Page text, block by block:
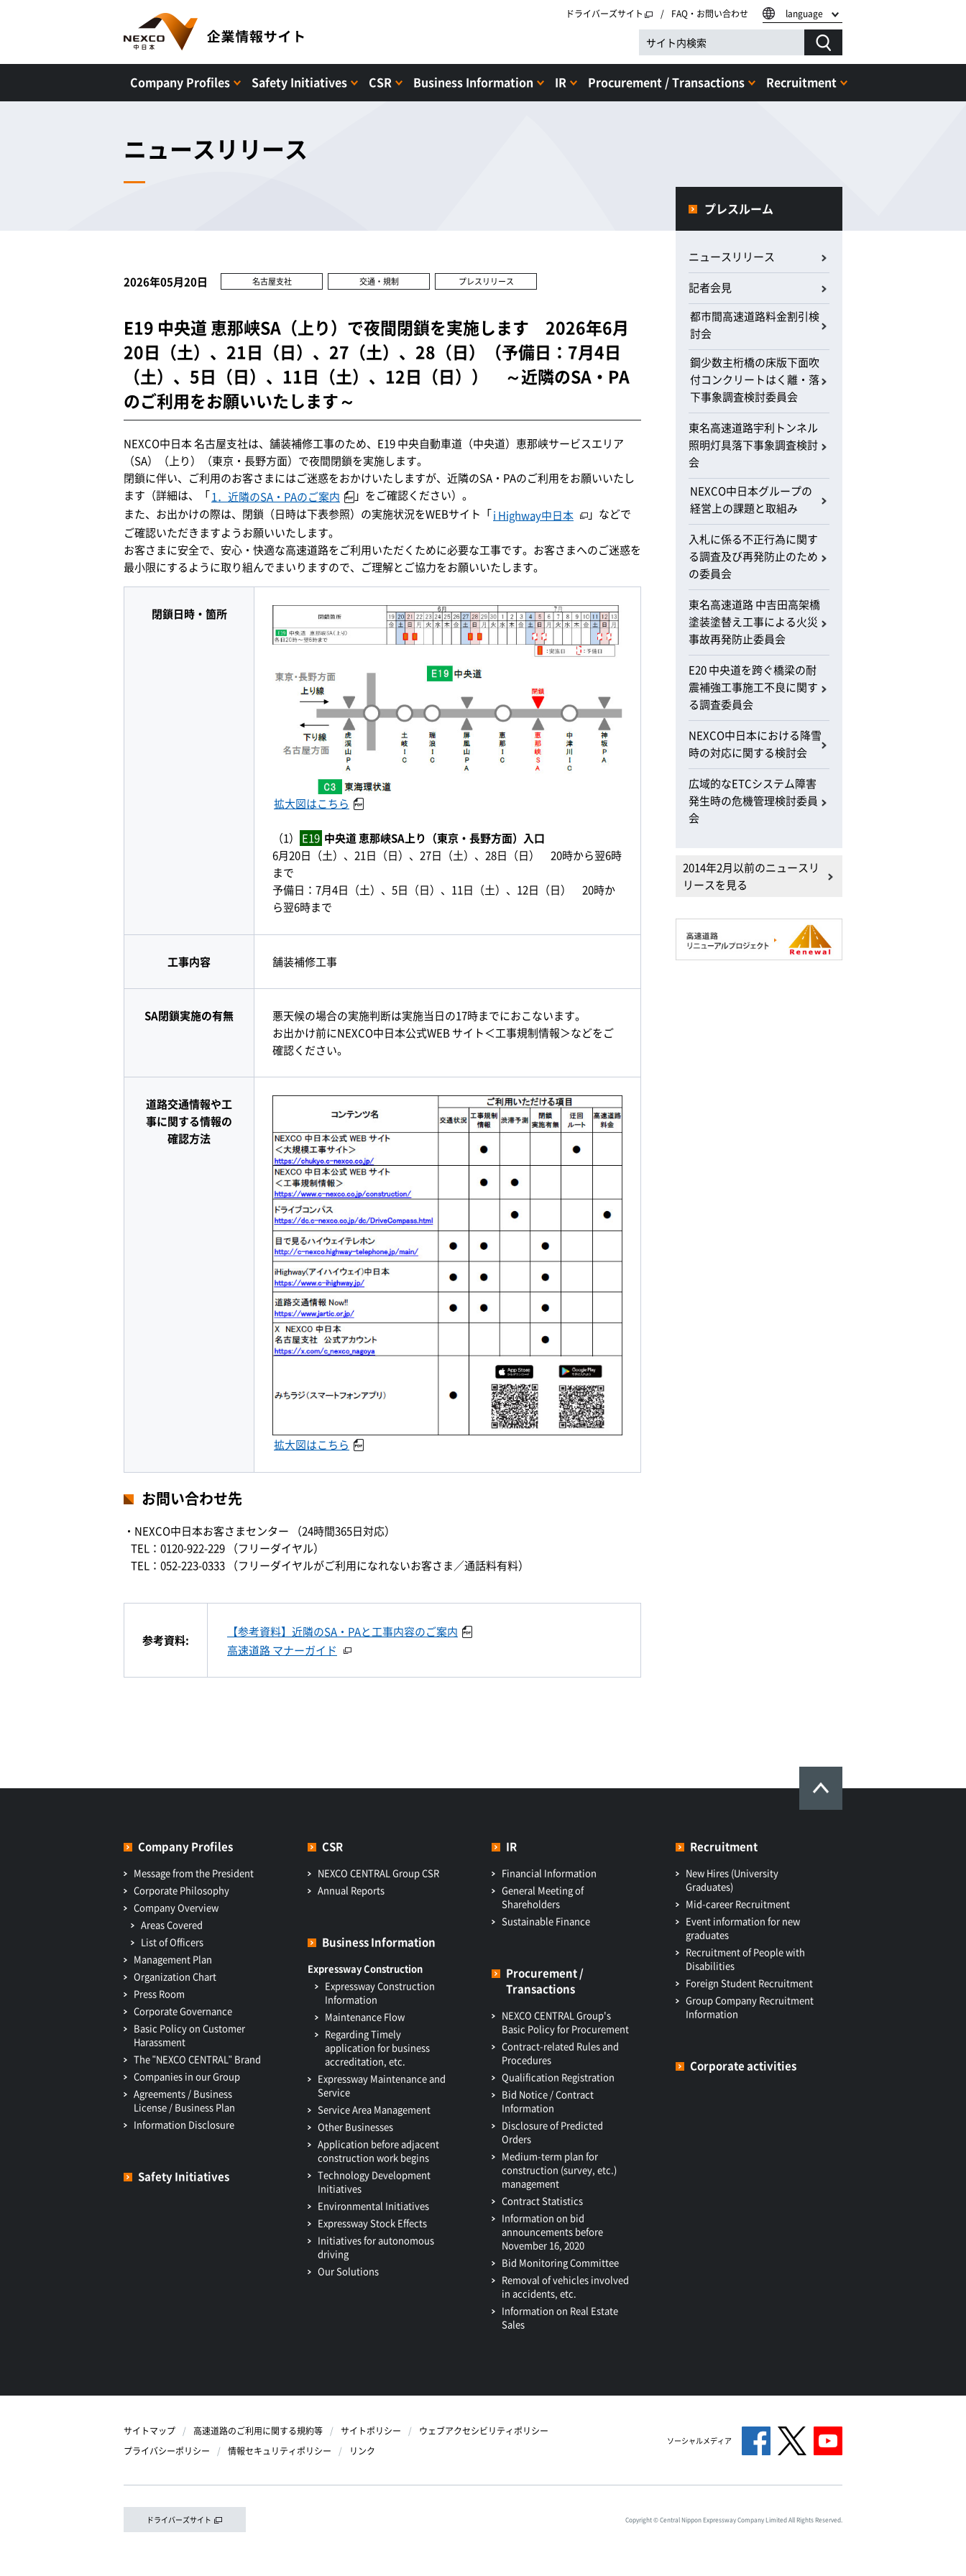
ドライバーズサイト FAQ・お問い合わせ language
Company Profiles Safety Initiatives CSR Business Information IR Procurement / Transactions Recruitment
ニュースリリース
2026年05月20日 名古屋支社 交通・規制 プレスリリース
E19 中央道 恵那峡SA（上り）で夜間閉鎖を実施します 2026年6月
20日（土）、21日（日）、27（土）、28（日）（予備日：7月4日
（土）、5日（日）、11日（土）、12日（日）） ～近隣のSA・PA
のご利用をお願いいたします～
NEXCO中日本 名古屋支社は、舗装補修工事のため、E19 中央自動車道（中央道）恵那峡サービスエリア
（SA）（上り）（東京・長野方面）で夜間閉鎖を実施します。
閉鎖に伴い、ご利用のお客さまにはご迷惑をおかけいたしますが、近隣のSA・PAのご利用をお願いいたし
ます（詳細は、「1．近隣のSA・PAのご案内
」をご確認ください）。
また、お出かけの際は、閉鎖（日時は下表参照）の実施状況をWEBサイト「i Highway中日本
」などで
ご確認いただきますようお願いいたします。
お客さまに安全で、安心・快適な高速道路をご利用いただくために必要な工事です。お客さまへのご迷惑を
最小限にするように取り組んでまいりますので、ご理解とご協力をお願いいたします。
閉鎖日時・箇所
拡大図はこちら
（1） E19 中央道 恵那峡SA上り（東京・長野方面）入口
6月20日（土）、21日（日）、27日（土）、28日（日） 20時から翌6時
まで
予備日：7月4日（土）、5日（日）、11日（土）、12日（日） 20時か
ら翌6時まで
工事内容 舗装補修工事
SA閉鎖実施の有無
悪天候の場合の実施判断は実施当日の17時までにおこないます。
お出かけ前にNEXCO中日本公式WEB サイト＜工事規制情報＞などをご
確認ください。
道路交通情報や工
事に関する情報の
確認方法
拡大図はこちら
お問い合わせ先
・NEXCO中日本お客さまセンター （24時間365日対応）
TEL：0120-922-229 （フリーダイヤル）
TEL：052-223-0333 （フリーダイヤルがご利用になれないお客さま／通話料有料）
参考資料:
【参考資料】近隣のSA・PAと工事内容のご案内
高速道路 マナーガイド
プレスルーム
ニュースリリース
記者会見
都市間高速道路料金割引検
討会
鋼少数主桁橋の床版下面吹
付コンクリートはく離・落
下事象調査検討委員会
東名高速道路宇利トンネル
照明灯具落下事象調査検討
会
NEXCO中日本グループの
経営上の課題と取組み
入札に係る不正行為に関す
る調査及び再発防止のため
の委員会
東名高速道路 中吉田高架橋
塗装塗替え工事による火災
事故再発防止委員会
E20 中央道を跨ぐ橋梁の耐
震補強工事施工不良に関す
る調査委員会
NEXCO中日本における降雪
時の対応に関する検討会
広域的なETCシステム障害
発生時の危機管理検討委員
会
2014年2月以前のニュースリ
リースを見る
Company Profiles
Message from the President
Corporate Philosophy
Company Overview
Areas Covered
List of Officers
Management Plan
Organization Chart
Press Room
Corporate Governance
Basic Policy on Customer
Harassment
The "NEXCO CENTRAL" Brand
Companies in our Group
Agreements / Business
License / Business Plan
Information Disclosure
Safety Initiatives
CSR
NEXCO CENTRAL Group CSR
Annual Reports
Business Information
Expressway Construction
Expressway Construction
Information
Maintenance Flow
Regarding Timely
application for business
accreditation, etc.
Expressway Maintenance and
Service
Service Area Management
Other Businesses
Application before adjacent
construction work begins
Technology Development
Initiatives
Environmental Initiatives
Expressway Stock Effects
Initiatives for autonomous
driving
Our Solutions
IR
Financial Information
General Meeting of
Shareholders
Sustainable Finance
Procurement /
Transactions
NEXCO CENTRAL Group's
Basic Policy for Procurement
Contract-related Rules and
Procedures
Qualification Registration
Bid Notice / Contract
Information
Disclosure of Predicted
Orders
Medium-term plan for
construction (survey, etc.)
management
Contract Statistics
Information on bid
announcements before
November 16, 2020
Bid Monitoring Committee
Removal of vehicles involved
in accidents, etc.
Information on Real Estate
Sales
Recruitment
New Hires (University
Graduates)
Mid-career Recruitment
Event information for new
graduates
Recruitment of People with
Disabilities
Foreign Student Recruitment
Group Company Recruitment
Information
Corporate activities
サイトマップ 高速道路のご利用に関する規約等 サイトポリシー
ウェブアクセシビリティポリシー
プライバシーポリシー
情報セキュリティポリシー リンク
ソーシャルメディア
ドライバーズサイト Copyright © Central Nippon Expressway Company Limited All Rights Reserved.